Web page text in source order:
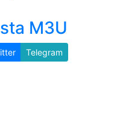
M3U
Telegram